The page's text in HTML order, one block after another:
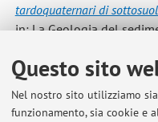
Questo sito
Nel nostro sito utilizziamo
funzionamento, sia cookie e
tardoquaternari di
in: La Geologia del
nelle sue applicazioni.
ROMA, s.n, 2004, pp. 11
2004, Roma, Italia, 22-28
convegno-abstract]